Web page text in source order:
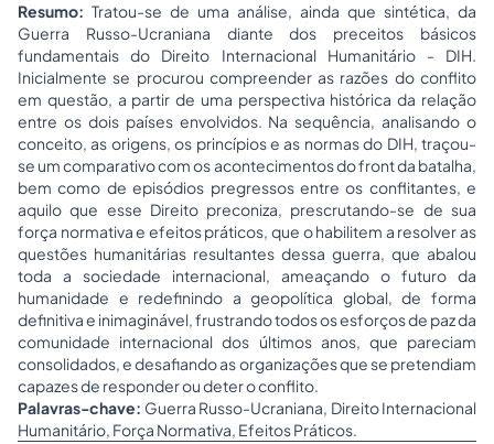
Resumo: Tratou-se de uma análise, ainda que sintética, da
Guerra Russo-Ucraniana diante dos preceitos básicos
fundamentais do Direito Internacional Humanitário - DIH.
Inicialmente se procurou compreender as razões do conflito
em questão, a partir de uma perspectiva histórica da relação
entre os dois países envolvidos. Na sequência, analisando o
conceito, as origens, os princípios e as normas do DIH, traçou-
se um comparativo com os acontecimentos do front da batalha,
bem como de episódios pregressos entre os conflitantes, e
aquilo que esse Direito preconiza, prescrutando-se de sua
força normativa e efeitos práticos, que o habilitem a resolver as
questões humanitárias resultantes dessa guerra, que abalou
toda a sociedade internacional, ameaçando o futuro da
humanidade e redefinindo a geopolítica global, de forma
definitiva e inimaginável, frustrando todos os esforços de paz da
comunidade internacional dos últimos anos, que pareciam
consolidados, e desafiando as organizações que se pretendiam
capazes de responder ou deter o conflito.
Palavras-chave: Guerra Russo-Ucraniana, Direito Internacional
Humanitário, Força Normativa, Efeitos Práticos.